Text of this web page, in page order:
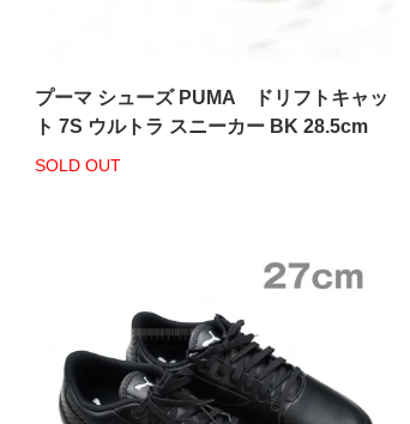
プーマ シューズ PUMA ドリフトキャッ
ト 7S ウルトラ スニーカー BK 28.5cm
SOLD OUT